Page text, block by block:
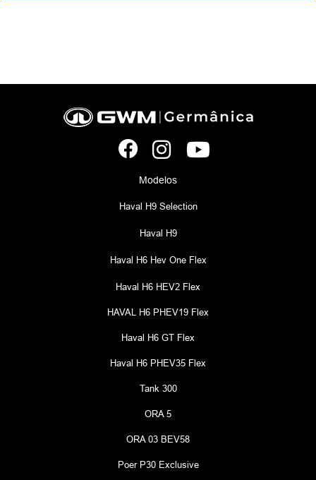
Modelos
Haval H9 Selection
Haval H9
Haval H6 Hev One Flex
Haval H6 HEV2 Flex
HAVAL H6 PHEV19 Flex
Haval H6 GT Flex
Haval H6 PHEV35 Flex
Tank 300
ORA 5
ORA 03 BEV58
Poer P30 Exclusive